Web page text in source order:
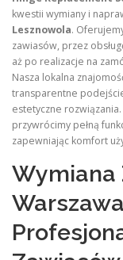
kwestii wymiany i
Lesznowola.
zawiasów, przez
aż po realizacje na
Nasza lokalna
transparentne
estetyczne
przywrócimy pełną
zapewniając komfort
Wymiana